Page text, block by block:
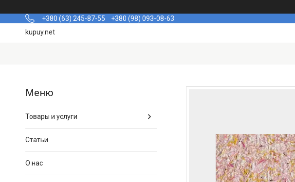
+380 (63) 245-87-55
+380 (98) 093-08-63
kupuy.net
Товары и услуги
Статьи
О нас